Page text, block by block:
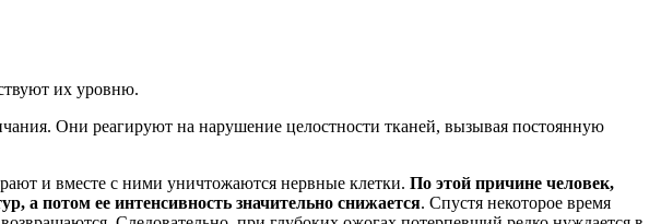
их уровню.
Они реагируют на нарушение целостности тканей, вызывая постоянную
и вместе с ними уничтожаются нервные клетки. По этой причине человек,
а потом ее интенсивность значительно снижается. Спустя некоторое время